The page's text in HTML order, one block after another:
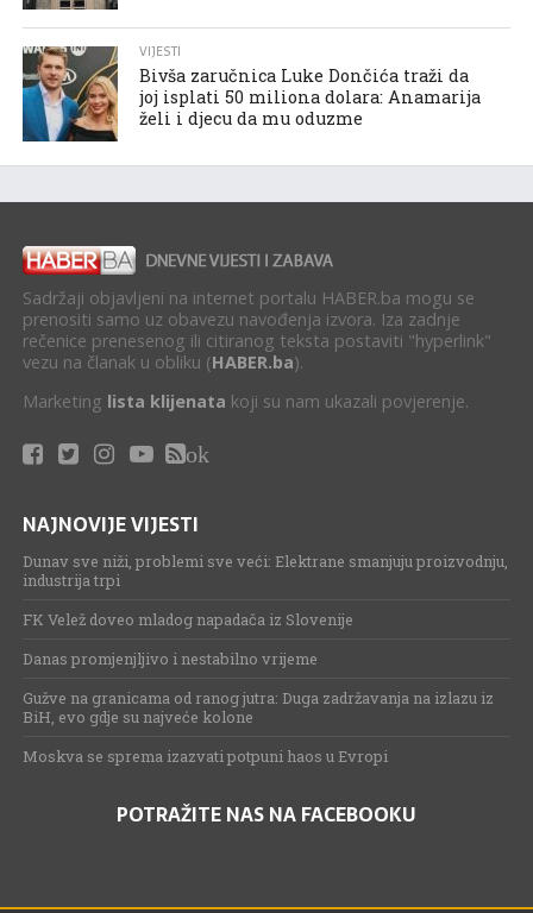
VIJESTI
Bivša zaručnica Luke Dončića traži da
joj isplati 50 miliona dolara: Anamarija
želi i djecu da mu oduzme
Sadržaji objavljeni na internet portalu HABER.ba mogu se
prenositi samo uz obavezu navođenja izvora. Iza zadnje
rečenice prenesenog ili citiranog teksta postaviti "hyperlink"
vezu na članak u obliku (HABER.ba).
Marketing lista klijenata koji su nam ukazali povjerenje.
ok
NAJNOVIJE VIJESTI
Dunav sve niži, problemi sve veći: Elektrane smanjuju proizvodnju,
industrija trpi
FK Velež doveo mladog napadača iz Slovenije
Danas promjenjljivo i nestabilno vrijeme
Gužve na granicama od ranog jutra: Duga zadržavanja na izlazu iz
BiH, evo gdje su najveće kolone
Moskva se sprema izazvati potpuni haos u Evropi
POTRAŽITE NAS NA FACEBOOKU